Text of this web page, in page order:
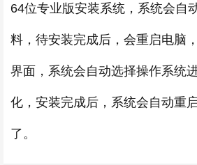
64位专业版安装系统，系统会自
料，待安装完成后，会重启电脑
界面，系统会自动选择操作系统
化，安装完成后，系统会自动重
了。